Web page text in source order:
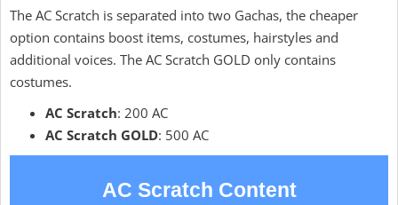
The AC Scratch is separated into two Gachas, the cheaper
option contains boost items, costumes, hairstyles and
additional voices. The AC Scratch GOLD only contains
costumes.
AC Scratch: 200 AC
AC Scratch GOLD: 500 AC
AC Scratch Content